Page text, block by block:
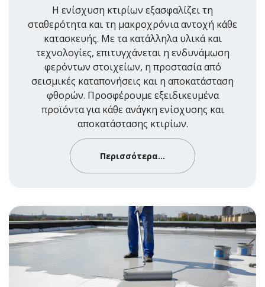
Η ενίσχυση κτιρίων εξασφαλίζει τη
σταθερότητα και τη μακροχρόνια αντοχή κάθε
κατασκευής. Με τα κατάλληλα υλικά και
τεχνολογίες, επιτυγχάνεται η ενδυνάμωση
φερόντων στοιχείων, η προστασία από
σεισμικές καταπονήσεις και η αποκατάσταση
φθορών. Προσφέρουμε εξειδικευμένα
προϊόντα για κάθε ανάγκη ενίσχυσης και
αποκατάστασης κτιρίων.
Περισσότερα...